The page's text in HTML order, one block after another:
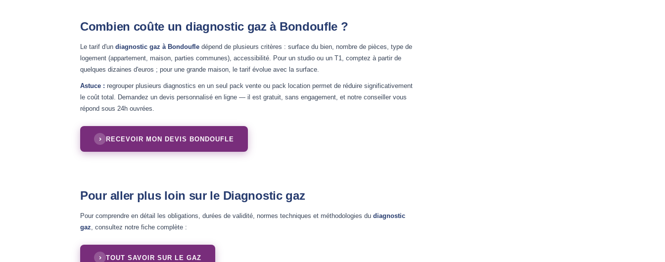
Combien coûte un diagnostic gaz à Bondoufle ?
Le tarif d'un diagnostic gaz à Bondoufle dépend de plusieurs critères : surface du bien, nombre de pièces, type de
logement (appartement, maison, parties communes), accessibilité. Pour un studio ou un T1, comptez à partir de
quelques dizaines d'euros ; pour une grande maison, le tarif évolue avec la surface.
Astuce : regrouper plusieurs diagnostics en un seul pack vente ou pack location permet de réduire significativement
le coût total. Demandez un devis personnalisé en ligne — il est gratuit, sans engagement, et notre conseiller vous
répond sous 24h ouvrées.
RECEVOIR MON DEVIS BONDOUFLE
Pour aller plus loin sur le Diagnostic gaz
Pour comprendre en détail les obligations, durées de validité, normes techniques et méthodologies du diagnostic
gaz, consultez notre fiche complète :
TOUT SAVOIR SUR LE GAZ